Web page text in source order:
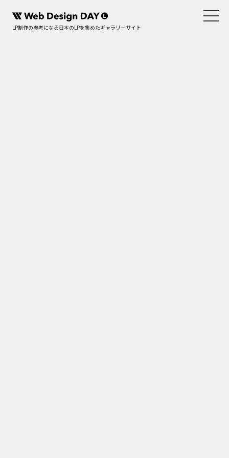
LP制作の参考になる日本のLPを集めたギャラリーサイト